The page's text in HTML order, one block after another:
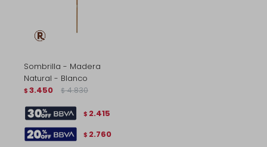
Sombrilla - Madera
Natural - Blanco
$ 3.450 $ 4.830
$ 2.415
$ 2.760